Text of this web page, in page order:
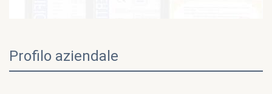
Profilo aziendale